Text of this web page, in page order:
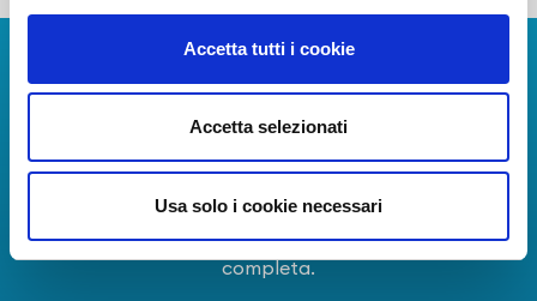
Accetta tutti i cookie
Accetta selezionati
Usa solo i cookie necessari
Scarica App
La Guida dei Servizi dell'Aeroporto Internazionale di
Informazioni in tempo reale sui voli, tutti i servizi e i
numeri utili per rendere la tua esperienza
all'Aeroporto di Napoli ancora più coinvolgente e
completa.